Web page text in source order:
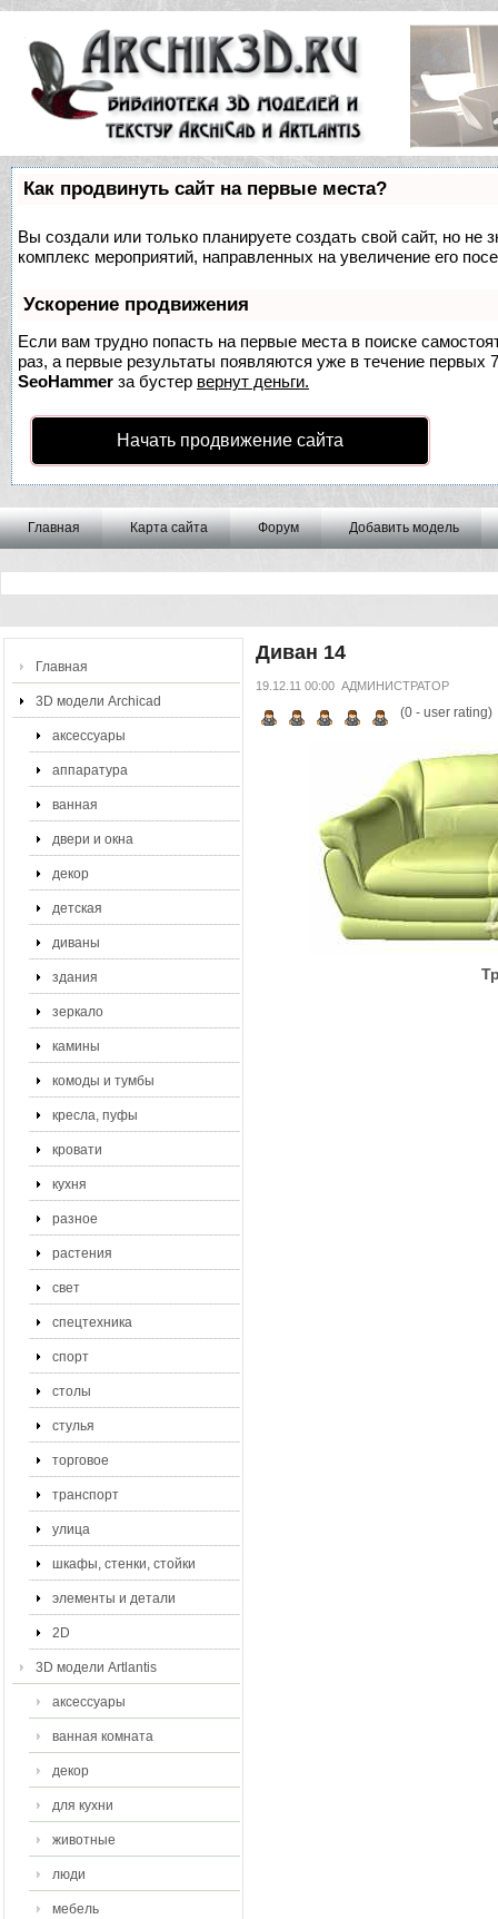
Как продвинуть сайт на первые места?
Вы создали или только планируете создать свой сайт, но не
комплекс мероприятий, направленных на увеличение его
Ускорение продвижения
Если вам трудно попасть на первые места в поиске
раз, а первые результаты появляются уже в течение первых
SeoHammer за бустер вернут деньги.
Начать продвижение сайта
Главная Карта сайта Форум Добавить модель
Главная
3D модели Archicad
аксессуары
аппаратура
ванная
двери и окна
декор
детская
диваны
здания
зеркало
камины
комоды и тумбы
кресла, пуфы
кровати
кухня
разное
растения
свет
спецтехника
спорт
столы
стулья
торговое
транспорт
улица
шкафы, стенки, стойки
элементы и детали
2D
3D модели Artlantis
аксессуары
ванная комната
декор
для кухни
животные
люди
мебель
Диван 14
19.12.11 00:00 АДМИНИСТРАТОР
(0- user rating)